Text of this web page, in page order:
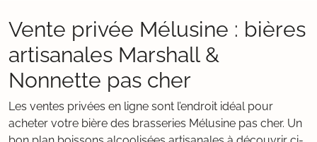
Vente privée Mélusine : bières
artisanales Marshall &
Nonnette pas cher
Les ventes privées en ligne sont l’endroit idéal pour
acheter votre bière des brasseries Mélusine pas cher. Un